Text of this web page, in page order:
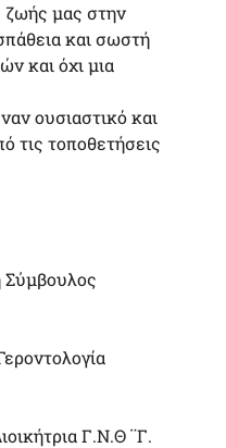
ζωής μας στην
και σωστή
και όχι μια
ουσιαστικό και
τις τοποθετήσεις
Σύμβουλος
Γ.Ν.Θ ¨Γ.